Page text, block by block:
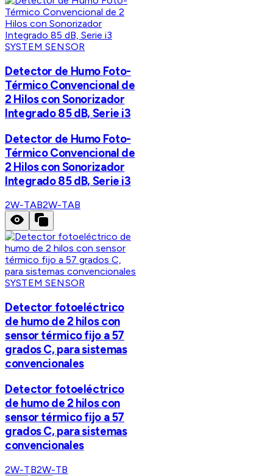
SYSTEM SENSOR
Detector de Humo Foto-
Térmico Convencional de
2 Hilos con Sonorizador
Integrado 85 dB, Serie i3
Detector de Humo Foto-
Térmico Convencional de
2 Hilos con Sonorizador
Integrado 85 dB, Serie i3
2W-TAB2W-TAB
SYSTEM SENSOR
Detector fotoeléctrico
de humo de 2 hilos con
sensor térmico fijo a 57
grados C, para sistemas
convencionales
Detector fotoeléctrico
de humo de 2 hilos con
sensor térmico fijo a 57
grados C, para sistemas
convencionales
2W-TB2W-TB